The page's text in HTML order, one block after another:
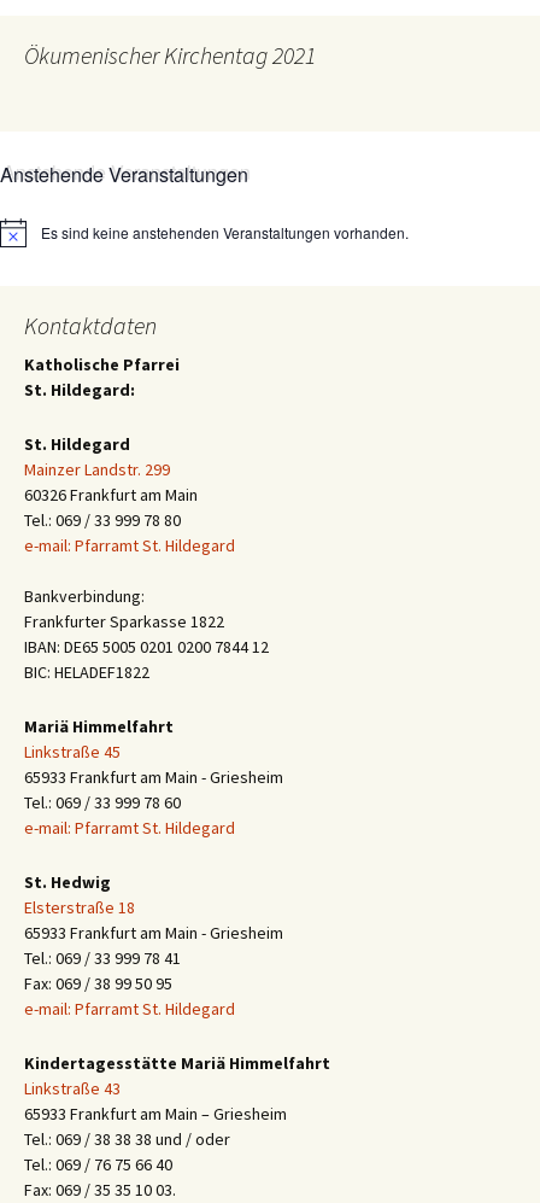
Ökumenischer Kirchentag 2021
Anstehende Veranstaltungen
HinweisEs sind keine anstehenden Veranstaltungen vorhanden.
Kontaktdaten
Katholische Pfarrei
St. Hildegard:
St. Hildegard
Mainzer Landstr. 299
60326 Frankfurt am Main
Tel.: 069 / 33 999 78 80
e-mail: Pfarramt St. Hildegard
Bankverbindung:
Frankfurter Sparkasse 1822
IBAN: DE65 5005 0201 0200 7844 12
BIC: HELADEF1822
Mariä Himmelfahrt
Linkstraße 45
65933 Frankfurt am Main - Griesheim
Tel.: 069 / 33 999 78 60
e-mail: Pfarramt St. Hildegard
St. Hedwig
Elsterstraße 18
65933 Frankfurt am Main - Griesheim
Tel.: 069 / 33 999 78 41
Fax: 069 / 38 99 50 95
e-mail: Pfarramt St. Hildegard
Kindertagesstätte Mariä Himmelfahrt
Linkstraße 43
65933 Frankfurt am Main – Griesheim
Tel.: 069 / 38 38 38 und / oder
Tel.: 069 / 76 75 66 40
Fax: 069 / 35 35 10 03.